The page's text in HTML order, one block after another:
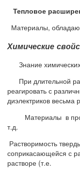
Тепловое
Материалы,
Химические
Знание химических
При длительной
реагировать с
диэлектриков весьма
Материалы в
т.д.
Растворимость
соприкасающейся с
растворе (т.е.